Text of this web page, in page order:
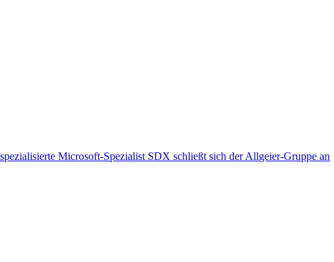
Microsoft-Spezialist SDX schließt sich der Allgeier-Gruppe an